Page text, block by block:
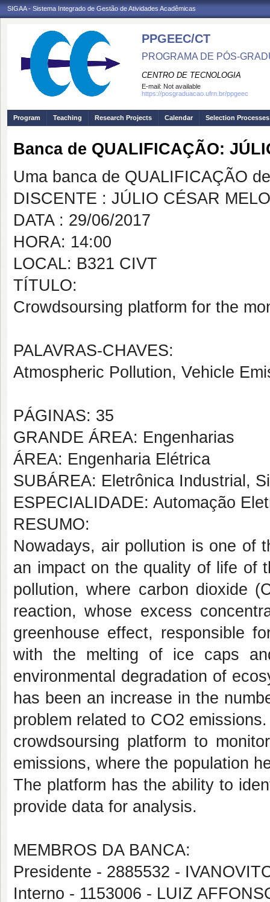
SIGAA - Sistema Integrado de Gestão de Atividades Acadêmicas
PPGEEC/CT
PROGRAMA DE PÓS-
CENTRO DE TECNOLOGIA
E-mail: Not available
https://posgraduacao.ufrn.br/ppgeec
Program Teaching Research Projects Calendar Selection Processes
Banca de QUALIFICAÇÃO:
Uma banca de QUALIFICAÇÃO
DISCENTE : JÚLIO CÉSAR
DATA : 29/06/2017
HORA: 14:00
LOCAL: B321 CIVT
TÍTULO:
Crowdsoursing platform for the
PALAVRAS-CHAVES:
Atmospheric Pollution, Vehicle
PÁGINAS: 35
GRANDE ÁREA: Engenharias
ÁREA: Engenharia Elétrica
SUBÁREA: Eletrônica Industrial,
ESPECIALIDADE: Automação
RESUMO:
Nowadays, air pollution is one of
an impact on the quality of life of
pollution, where carbon dioxide
reaction, whose excess
greenhouse effect, responsible
with the melting of ice caps
environmental degradation of
has been an increase in the
problem related to CO2
crowdsoursing platform to
emissions,where the population
The platform has the ability to
provide data for analysis.
MEMBROS DA BANCA:
Presidente - 2885532 -
Interno - 1153006 - LUIZ